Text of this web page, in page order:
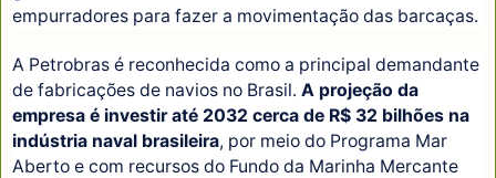
empurradores para fazer a movimentação das barcaças.
A Petrobras é reconhecida como a principal demandante
de fabricações de navios no Brasil. A projeção da
empresa é investir até 2032 cerca de R$ 32 bilhões na
indústria naval brasileira, por meio do Programa Mar
Aberto e com recursos do Fundo da Marinha Mercante